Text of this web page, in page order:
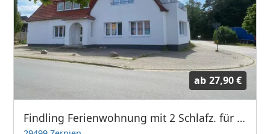
ab 27,90 €
Findling Ferienwohnung mit 2 Schlafz. für 2-4 Personen